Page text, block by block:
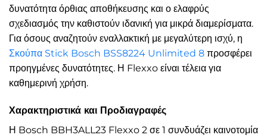
δυνατότητα όρθιας αποθήκευσης και ο ελαφρύς
σχεδιασμός την καθιστούν ιδανική για μικρά διαμερίσματα.
Για όσους αναζητούν εναλλακτική με μεγαλύτερη ισχύ, η
Σκούπα Stick Bosch BSS8224 Unlimited 8 προσφέρει
προηγμένες δυνατότητες. Η Flexxo είναι τέλεια για
καθημερινή χρήση.
Χαρακτηριστικά και Προδιαγραφές
Η Bosch BBH3ALL23 Flexxo 2 σε 1 συνδυάζει καινοτομία